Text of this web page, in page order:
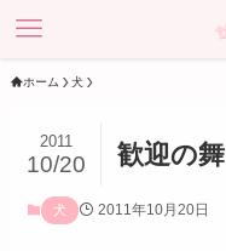
ホーム 犬
歓迎の舞
2011
10/20
犬 2011年10月20日